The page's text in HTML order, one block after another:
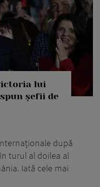
lui
șefii de
după
turul al doilea al
Iată cele mai